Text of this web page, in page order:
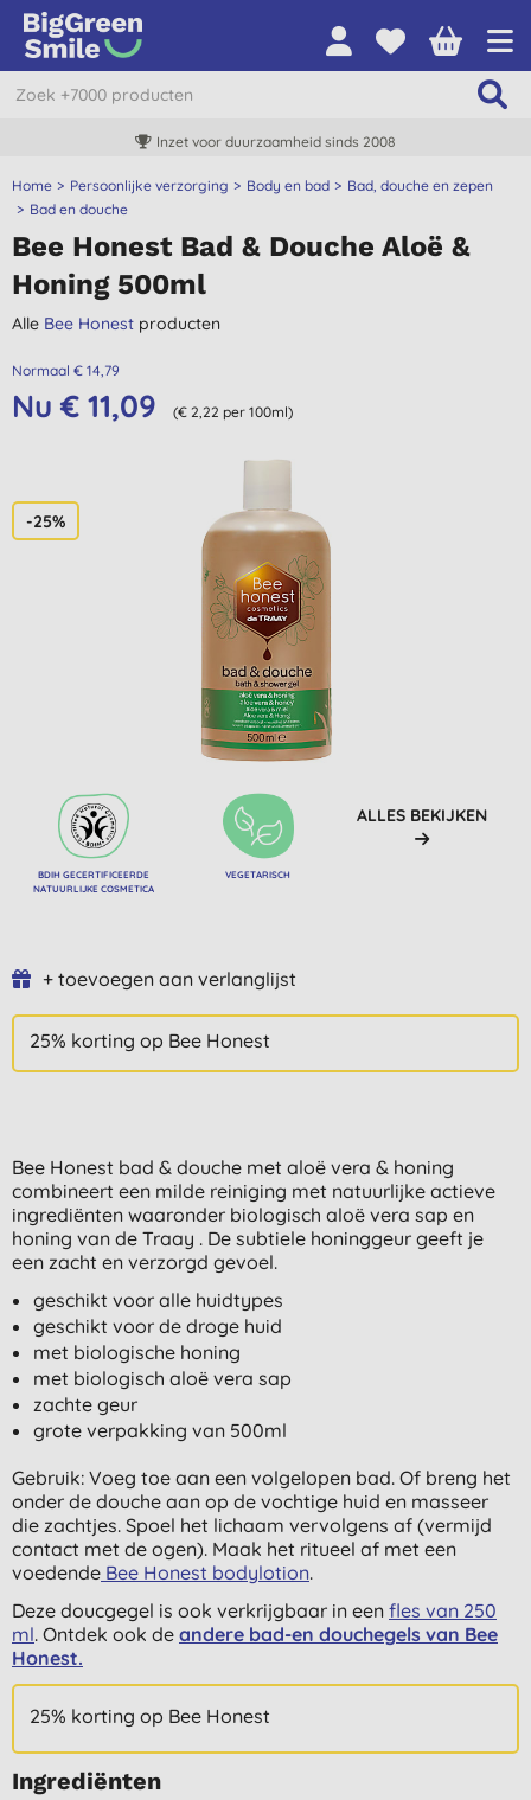
Inzet voor duurzaamheid sinds 2008
Home Persoonlijke verzorging Body en bad
Bad, douche en zepen
Bad en douche
Bee Honest Bad & Douche Aloë &
Honing 500ml
Alle Bee Honest producten
Normaal € 14,79
Nu € 11,09 (€ 2,22 per 100ml)
-25%
BDIH GECERTIFICEERDE
NATUURLIJKE COSMETICA
VEGETARISCH
ALLES BEKIJKEN
+ toevoegen aan verlanglijst
25% korting op Bee Honest
Bee Honest bad & douche met aloë vera & honing
combineert een milde reiniging met natuurlijke actieve
ingrediënten waaronder biologisch aloë vera sap en
honing van de Traay . De subtiele honinggeur geeft je
een zacht en verzorgd gevoel.
geschikt voor alle huidtypes
geschikt voor de droge huid
met biologische honing
met biologisch aloë vera sap
zachte geur
grote verpakking van 500ml
Gebruik: Voeg toe aan een volgelopen bad. Of breng het
onder de douche aan op de vochtige huid en masseer
die zachtjes. Spoel het lichaam vervolgens af (vermijd
contact met de ogen). Maak het ritueel af met een
voedende Bee Honest bodylotion.
Deze doucgegel is ook verkrijgbaar in een fles van 250
ml. Ontdek ook de andere bad-en douchegels van Bee
Honest.
25% korting op Bee Honest
Ingrediënten